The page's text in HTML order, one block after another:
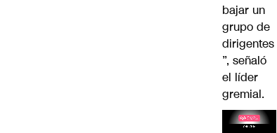
bajar un
grupo de
dirigentes
”, señaló
el líder
gremial.